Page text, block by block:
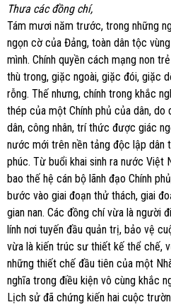
Thưa các đồng chí,
Tám mươi năm trước, trong những
ngọn cờ của Đảng, toàn dân tộc
mình. Chính quyền cách mạng non
thù trong, giặc ngoài, giặc đói, giặc
rỗng. Thế nhưng, chính trong khắc
thép của một Chính phủ của dân, do
dân, công nhân, trí thức được giác
nước mới trên nền tảng độc lập dân
phúc. Từ buổi khai sinh ra nước Việt
bao thế hệ cán bộ lãnh đạo Chính
bước vào giai đoạn thử thách, giai
gian nan. Các đồng chí vừa là người
lính nơi tuyến đầu quản trị, bảo vệ
vừa là kiến trúc sư thiết kế thể chế,
những thiết chế đầu tiên của một
nghĩa trong điều kiện vô cùng khắc
Lịch sử đã chứng kiến hai cuộc